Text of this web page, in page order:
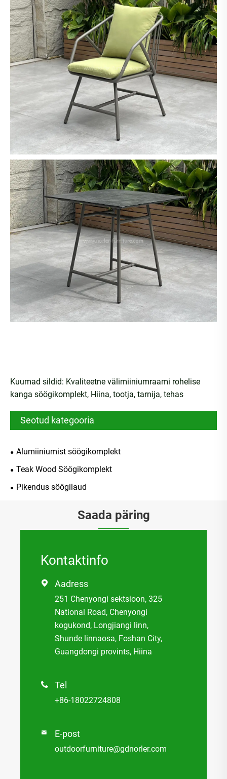
Kuumad sildid: Kvaliteetne välimiiniumraami rohelise
kanga söögikomplekt, Hiina, tootja, tarnija, tehas
Seotud kategooria
Alumiiniumist söögikomplekt
Teak Wood Söögikomplekt
Pikendus söögilaud
Saada päring
Kontaktinfo
 Aadress
251 Chenyongi sektsioon, 325
National Road, Chenyongi
kogukond, Longjiangi linn,
Shunde linnaosa, Foshan City,
Guangdongi provints, Hiina
 Tel
+86-18022724808
 E-post
outdoorfurniture@gdnorler.com